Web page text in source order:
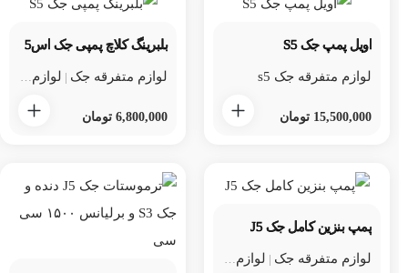
اویل پمپ جک S5
لوازم متفرقه جک s5
15,500,000 تومان
بلبرینگ کلاچ پمپی جک اس5
لوازم متفرقه جک| لوازم متفرقه جک s5
6,800,000 تومان
پمپ بنزین کامل جک J5
لوازم متفرقه جک| لوازم متفرقه جک j5